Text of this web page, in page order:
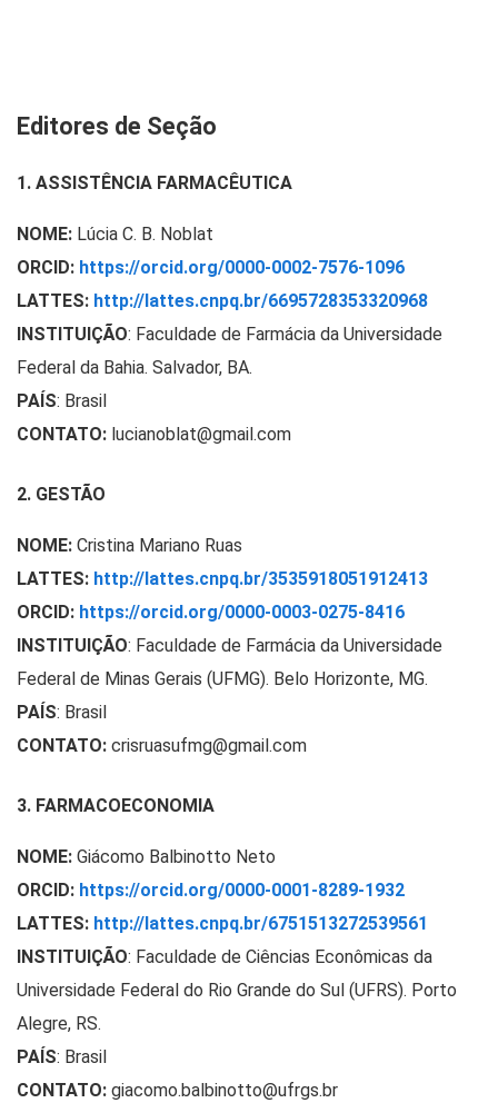
Editores de Seção
1. ASSISTÊNCIA FARMACÊUTICA
NOME: Lúcia C. B. Noblat
ORCID: https://orcid.org/0000-0002-7576-1096
LATTES: http://lattes.cnpq.br/6695728353320968
INSTITUIÇÃO: Faculdade de Farmácia da Universidade
Federal da Bahia. Salvador, BA.
PAÍS: Brasil
CONTATO: lucianoblat@gmail.com
2. GESTÃO
NOME: Cristina Mariano Ruas
LATTES: http://lattes.cnpq.br/3535918051912413
ORCID: https://orcid.org/0000-0003-0275-8416
INSTITUIÇÃO: Faculdade de Farmácia da Universidade
Federal de Minas Gerais (UFMG). Belo Horizonte, MG.
PAÍS: Brasil
CONTATO: crisruasufmg@gmail.com
3. FARMACOECONOMIA
NOME: Giácomo Balbinotto Neto
ORCID: https://orcid.org/0000-0001-8289-1932
LATTES: http://lattes.cnpq.br/6751513272539561
INSTITUIÇÃO: Faculdade de Ciências Econômicas da
Universidade Federal do Rio Grande do Sul (UFRS). Porto
Alegre, RS.
PAÍS: Brasil
CONTATO: giacomo.balbinotto@ufrgs.br